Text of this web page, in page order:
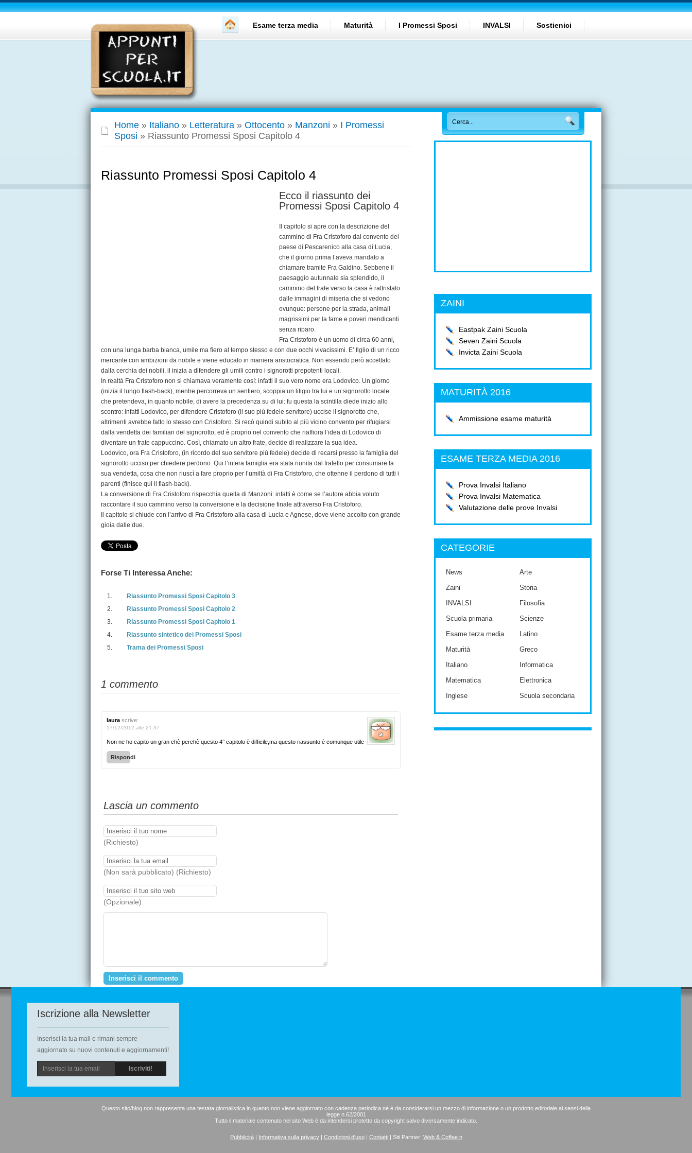
Esame terza media Maturità I Promessi Sposi INVALSI Sostienici
Home » Italiano » Letteratura » Ottocento » Manzoni » I Promessi
Sposi » Riassunto Promessi Sposi Capitolo 4
Riassunto Promessi Sposi Capitolo 4
Ecco il riassunto dei
Promessi Sposi Capitolo 4
Il capitolo si apre con la descrizione del
cammino di Fra Cristoforo dal convento del
paese di Pescarenico alla casa di Lucia,
che il giorno prima l’aveva mandato a
chiamare tramite Fra Galdino. Sebbene il
paesaggio autunnale sia splendido, il
cammino del frate verso la casa è rattristato
dalle immagini di miseria che si vedono
ovunque: persone per la strada, animali
magrissimi per la fame e poveri mendicanti
senza riparo.
Fra Cristoforo è un uomo di circa 60 anni,
con una lunga barba bianca, umile ma fiero al tempo stesso e con due occhi vivacissimi. E’ figlio di un ricco
mercante con ambizioni da nobile e viene educato in maniera aristocratica. Non essendo però accettato
dalla cerchia dei nobili, il inizia a difendere gli umili contro i signorotti prepotenti locali.
In realtà Fra Cristoforo non si chiamava veramente così: infatti il suo vero nome era Lodovico. Un giorno
(inizia il lungo flash-back), mentre percorreva un sentiero, scoppia un litigio tra lui e un signorotto locale
che pretendeva, in quanto nobile, di avere la precedenza su di lui: fu questa la scintilla diede inizio allo
scontro: infatti Lodovico, per difendere Cristoforo (il suo più fedele servitore) uccise il signorotto che,
altrimenti avrebbe fatto lo stesso con Cristoforo. Si recò quindi subito al più vicino convento per rifugiarsi
dalla vendetta dei familiari del signorotto; ed è proprio nel convento che riaffiora l’idea di Lodovico di
diventare un frate cappuccino. Così, chiamato un altro frate, decide di realizzare la sua idea.
Lodovico, ora Fra Cristoforo, (in ricordo del suo servitore più fedele) decide di recarsi presso la famiglia del
signorotto ucciso per chiedere perdono. Qui l’intera famiglia era stata riunita dal fratello per consumare la
sua vendetta, cosa che non riuscì a fare proprio per l’umiltà di Fra Cristoforo, che ottenne il perdono di tutti i
parenti (finisce qui il flash-back).
La conversione di Fra Cristoforo rispecchia quella di Manzoni: infatti è come se l’autore abbia voluto
raccontare il suo cammino verso la conversione e la decisione finale attraverso Fra Cristoforo.
Il capitolo si chiude con l’arrivo di Fra Cristoforo alla casa di Lucia e Agnese, dove viene accolto con grande
gioia dalle due.
Forse Ti Interessa Anche:
Riassunto Promessi Sposi Capitolo 3
Riassunto Promessi Sposi Capitolo 2
Riassunto Promessi Sposi Capitolo 1
Riassunto sintetico dei Promessi Sposi
Trama dei Promessi Sposi
1 commento
laura scrive:
17/12/2012 alle 21:37
Non ne ho capito un gran chè perchè questo 4° capitolo è difficile,ma questo riassunto è comunque utile
Rispondi
Lascia un commento
(Richiesto)
(Non sarà pubblicato) (Richiesto)
(Opzionale)
ZAINI
Eastpak Zaini Scuola
Seven Zaini Scuola
Invicta Zaini Scuola
MATURITÀ 2016
Ammissione esame maturità
ESAME TERZA MEDIA 2016
Prova Invalsi Italiano
Prova Invalsi Matematica
Valutazione delle prove Invalsi
CATEGORIE
News
Zaini
INVALSI
Scuola primaria
Esame terza media
Maturità
Italiano
Matematica
Inglese
Arte
Storia
Filosofia
Scienze
Latino
Greco
Informatica
Elettronica
Scuola secondaria
Iscrizione alla Newsletter
Inserisci la tua mail e rimani sempre
aggiornato su nuovi contenuti e aggiornamenti!
Questo sito/blog non rappresenta una testata giornalistica in quanto non viene aggiornato con cadenza periodica né è da considerarsi un mezzo di informazione o un prodotto editoriale ai sensi della
legge n.62/2001
Tutto il materiale contenuto nel sito Web è da intendersi protetto da copyright salvo diversamente indicato.
Pubblicità| Informativa sulla privacy| Condizioni d'uso| Contatti| Siti Partner: Web & Coffee n